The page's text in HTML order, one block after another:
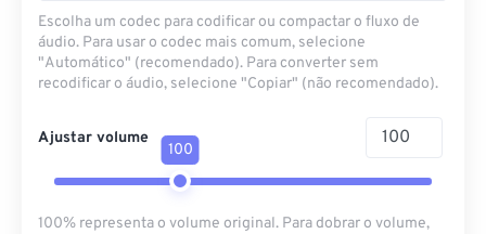
Escolha um codec para codificar ou compactar o fluxo de
áudio. Para usar o codec mais comum, selecione
"Automático" (recomendado). Para converter sem
recodificar o áudio, selecione "Copiar" (não recomendado).
Ajustar volume
100
100% representa o volume original. Para dobrar o volume,